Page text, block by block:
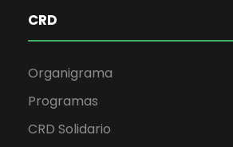
CRD
Organigrama
Programas
CRD Solidario